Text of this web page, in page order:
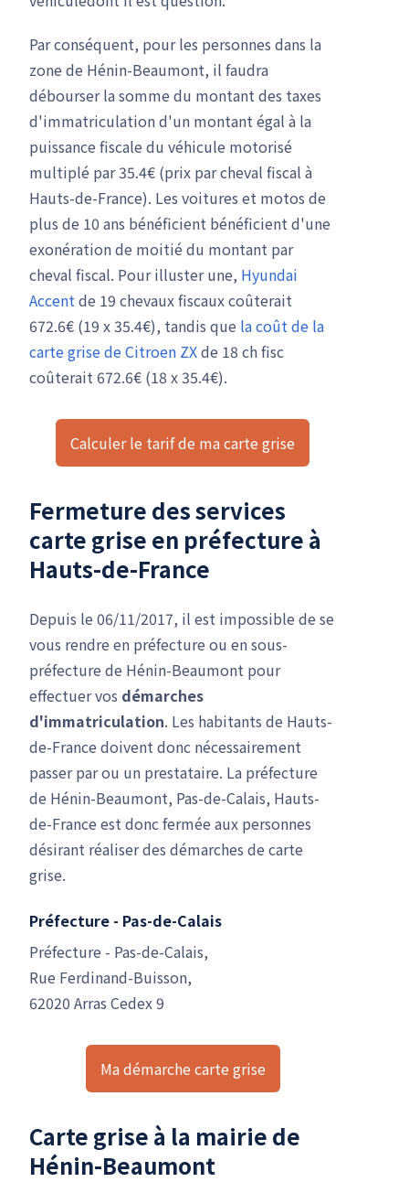
Par conséquent, pour les personnes dans la
zone de Hénin-Beaumont, il faudra
débourser la somme du montant des taxes
d'immatriculation d'un montant égal à la
puissance fiscale du véhicule motorisé
multiplé par 35.4€ (prix par cheval fiscal à
Hauts-de-France). Les voitures et motos de
plus de 10 ans bénéficient bénéficient d'une
exonération de moitié du montant par
cheval fiscal. Pour illuster une, Hyundai
Accentde 19 chevaux fiscaux coûterait
672.6€ (19 x 35.4€), tandis que la coût de la
carte grise de Citroen ZXde 18 ch fisc
coûterait 672.6€ (18 x 35.4€).
Calculer le tarif de ma carte grise
Fermeture des services
carte grise en préfecture à
Hauts-de-France
Depuis le 06/11/2017, il est impossible de se
vous rendre en préfecture ou en sous-
préfecture de Hénin-Beaumont pour
effectuer vos démarches
d'immatriculation. Les habitants de Hauts-
de-France doivent donc nécessairement
passer par ou un prestataire. La préfecture
de Hénin-Beaumont, Pas-de-Calais, Hauts-
de-France est donc fermée aux personnes
désirant réaliser des démarches de carte
grise.
Préfecture - Pas-de-Calais
Préfecture - Pas-de-Calais,
Rue Ferdinand-Buisson,
62020 Arras Cedex 9
Ma démarche carte grise
Carte grise à la mairie de
Hénin-Beaumont